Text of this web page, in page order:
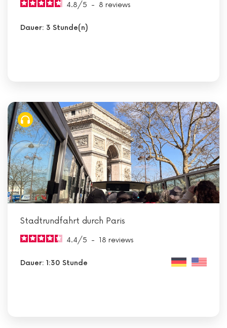
4.8/5 - 8 reviews
Dauer: 3 Stunde(n)
Stadtrundfahrt durch Paris
4.4/5 - 18 reviews
Dauer: 1:30 Stunde